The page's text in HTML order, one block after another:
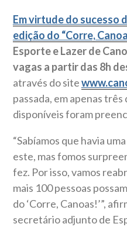
Em virtude do sucesso
edição do “Corre,
Esporte e Lazer de
vagas a partir das 8h
através do site
passada, em apenas três
disponíveis foram
“Sabíamos que havia
este, mas fomos
fez. Por isso, vamos
mais 100 pessoas
do ‘Corre, Canoas!’”,
secretário adjunto de